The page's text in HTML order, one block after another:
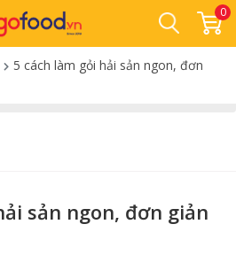
0
5 cách làm gỏi hải sản ngon, đơn
sản ngon, đơn giản